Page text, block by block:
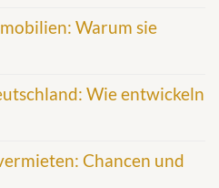
Warum sie
Wie entwickeln
Chancen und